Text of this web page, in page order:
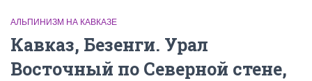
АЛЬПИНИЗМ НА КАВКАЗЕ
Кавказ, Безенги. Урал
Восточный по Северной стене,